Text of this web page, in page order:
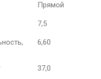
Прямой
7,5
6,60
37,0